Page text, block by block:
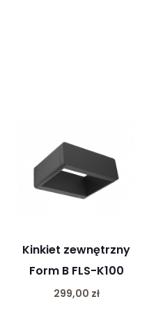
Kinkiet zewnętrzny
Form B FLS-K100
299,00 zł